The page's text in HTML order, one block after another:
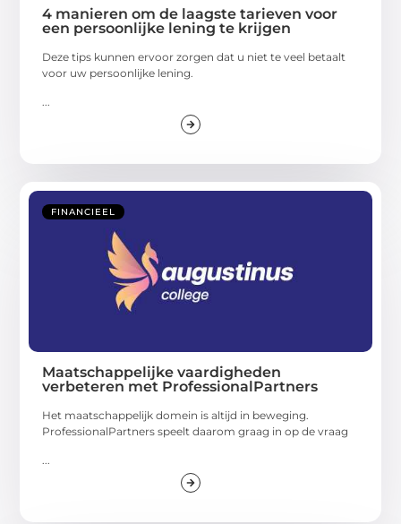
4 manieren om de laagste tarieven voor
een persoonlijke lening te krijgen
Deze tips kunnen ervoor zorgen dat u niet te veel betaalt
voor uw persoonlijke lening.
...
FINANCIEEL
Maatschappelijke vaardigheden
verbeteren met ProfessionalPartners
Het maatschappelijk domein is altijd in beweging.
ProfessionalPartners speelt daarom graag in op de vraag
...